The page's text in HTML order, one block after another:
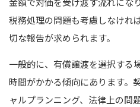
税務処理の問題も考慮しなけれ
切な報告が求められます。
一般的に、有償譲渡を選択する
時間がかかる傾向にあります。
ャルプランニング、法律上の問